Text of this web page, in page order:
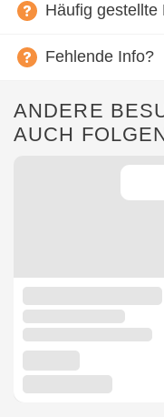
Häufig gestellte
Fehlende Info?
ANDERE
AUCH